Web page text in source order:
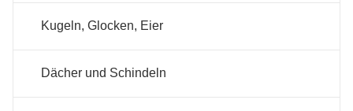
Kugeln, Glocken, Eier
Dächer und Schindeln